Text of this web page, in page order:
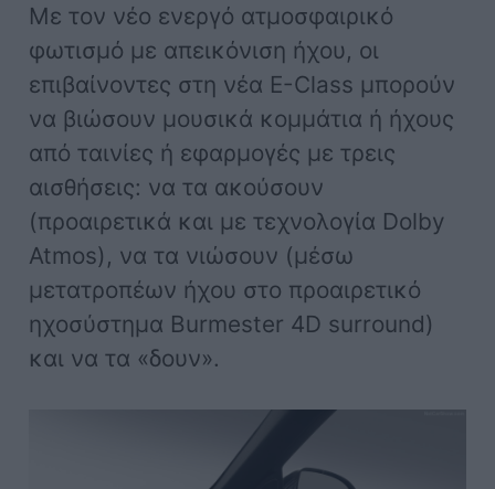
Με τον νέο ενεργό ατμοσφαιρικό
φωτισμό με απεικόνιση ήχου, οι
επιβαίνοντες στη νέα E-Class μπορούν
να βιώσουν μουσικά κομμάτια ή ήχους
από ταινίες ή εφαρμογές με τρεις
αισθήσεις: να τα ακούσουν
(προαιρετικά και με τεχνολογία Dolby
Atmos), να τα νιώσουν (μέσω
μετατροπέων ήχου στο προαιρετικό
ηχοσύστημα Burmester 4D surround)
και να τα «δουν».